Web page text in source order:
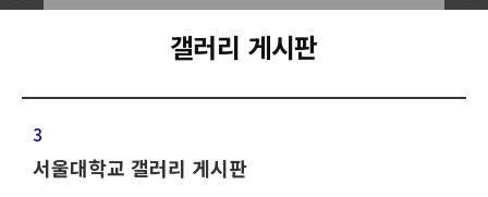
갤러리 게시판
3
서울대학교 갤러리 게시판